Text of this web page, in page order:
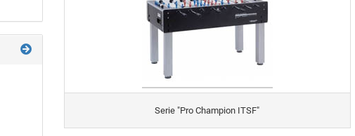
Serie "Pro Champion ITSF"